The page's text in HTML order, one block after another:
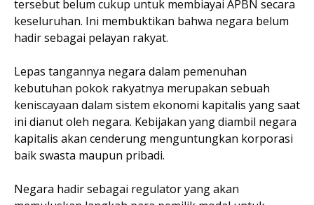
tersebut belum cukup untuk membiayai APBN secara
keseluruhan. Ini membuktikan bahwa negara belum
hadir sebagai pelayan rakyat.
Lepas tangannya negara dalam pemenuhan
kebutuhan pokok rakyatnya merupakan sebuah
keniscayaan dalam sistem ekonomi kapitalis yang saat
ini dianut oleh negara. Kebijakan yang diambil negara
kapitalis akan cenderung menguntungkan korporasi
baik swasta maupun pribadi.
Negara hadir sebagai regulator yang akan